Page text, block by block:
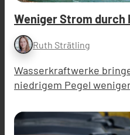
Weniger Strom durch
Ruth Strätling
Wasserkraftwerke
niedrigem Pegel